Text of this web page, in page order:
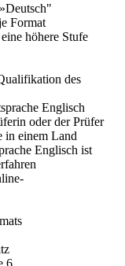
Format
höhere Stufe
des
Englisch
oder der Prüfer
in einem Land
Englisch ist
6